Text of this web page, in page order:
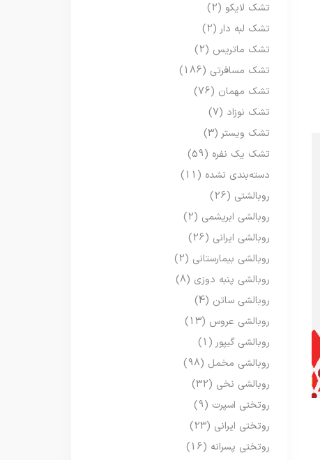
تشک لایکو (2)
تشک لبه دار (2)
تشک ماتریس (2)
تشک مسافرتی (186)
تشک مهمان (76)
تشک نوزاد (7)
تشک ویستر (3)
تشک یک نفره (59)
دسته‌بندی نشده (11)
روبالشتی (26)
روبالشی ابریشمی (2)
روبالشی ایرانی (26)
روبالشی بیمارستانی (2)
روبالشی پنبه دوزی (8)
روبالشی ساتن (4)
روبالشی عروس (13)
روبالشی گیپور (1)
روبالشی مخمل (98)
روبالشی نخی (32)
روتختی اسپرت (9)
روتختی ایرانی (23)
روتختی پسرانه (16)